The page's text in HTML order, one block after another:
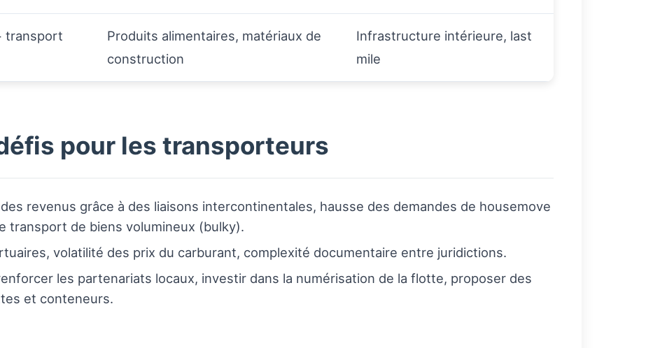
transport
Produits alimentaires, matériaux de
construction
Infrastructure intérieure, last
mile
pour les transporteurs
revenus grâce à des liaisons intercontinentales, hausse des demandes de housemove
transport de biens volumineux (bulky).
volatilité des prix du carburant, complexité documentaire entre juridictions.
les partenariats locaux, investir dans la numérisation de la flotte, proposer des
et conteneurs.